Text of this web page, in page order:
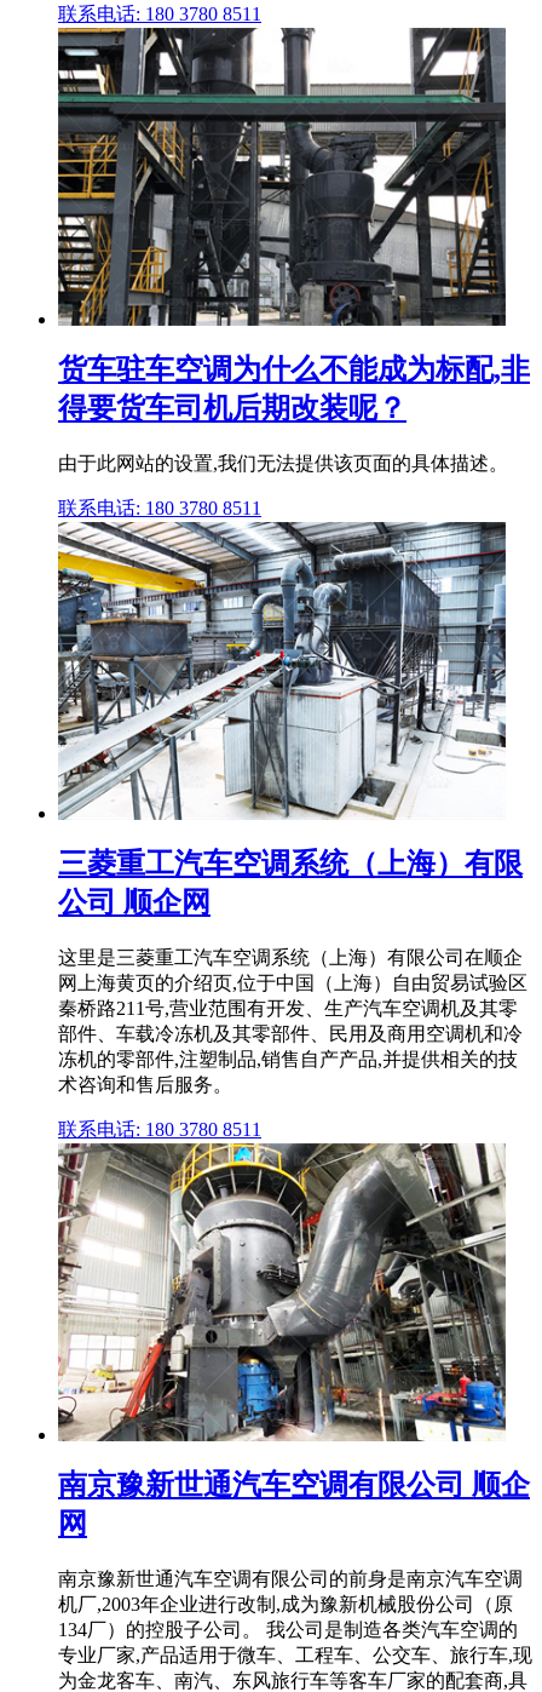
联系电话: 180 3780 8511
货车驻车空调为什么不能成为标配,非
得要货车司机后期改装呢？
由于此网站的设置,我们无法提供该页面的具体描述。
联系电话: 180 3780 8511
三菱重工汽车空调系统（上海）有限
公司 顺企网
这里是三菱重工汽车空调系统（上海）有限公司在顺企
网上海黄页的介绍页,位于中国（上海）自由贸易试验区
秦桥路211号,营业范围有开发、生产汽车空调机及其零
部件、车载冷冻机及其零部件、民用及商用空调机和冷
冻机的零部件,注塑制品,销售自产产品,并提供相关的技
术咨询和售后服务。
联系电话: 180 3780 8511
南京豫新世通汽车空调有限公司 顺企
网
南京豫新世通汽车空调有限公司的前身是南京汽车空调
机厂,2003年企业进行改制,成为豫新机械股份公司（原
134厂）的控股子公司。 我公司是制造各类汽车空调的
专业厂家,产品适用于微车、工程车、公交车、旅行车,现
为金龙客车、南汽、东风旅行车等客车厂家的配套商,具